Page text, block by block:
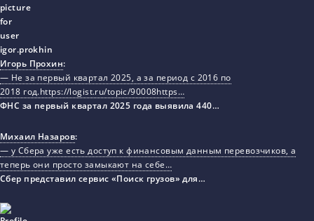
Игорь Прохин:
— Не за первый квартал 2025, а за период с 2016 по
2018 год.https://logist.ru/topic/90008https…
ФНС за первый квартал 2025 года выявила 440…
Михаил Назаров:
— у Сбера уже есть доступ к финансовым данным перевозчиков, а
теперь они просто замыкают на себе…
Сбер представил сервис «Поиск грузов» для…